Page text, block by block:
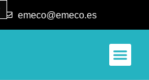
emeco@emeco.es